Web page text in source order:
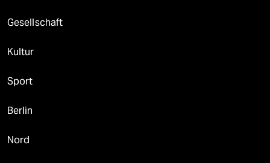
Gesellschaft
Kultur
Sport
Berlin
Nord